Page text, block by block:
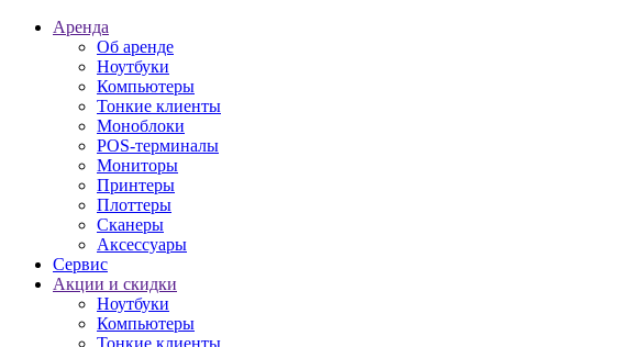
Аренда
Об аренде
Ноутбуки
Компьютеры
Тонкие клиенты
Моноблоки
POS-терминалы
Мониторы
Принтеры
Плоттеры
Сканеры
Аксессуары
Сервис
Акции и скидки
Ноутбуки
Компьютеры
Тонкие клиенты